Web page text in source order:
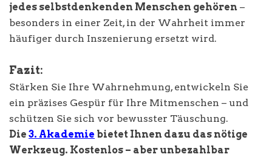
jedes selbstdenkenden Menschen gehören –
besonders in einer Zeit, in der Wahrheit immer
häufiger durch Inszenierung ersetzt wird.
Fazit:
Stärken Sie Ihre Wahrnehmung, entwickeln Sie
ein präzises Gespür für Ihre Mitmenschen – und
schützen Sie sich vor bewusster Täuschung.
Die 3. Akademie bietet Ihnen dazu das nötige
Werkzeug. Kostenlos – aber unbezahlbar